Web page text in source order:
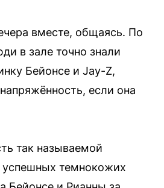
вместе, общаясь. По
в зале точно знали
Бейонсе и Jay-Z,
если она
так называемой
успешных темнокожих